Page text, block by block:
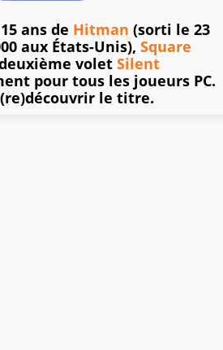
ans de Hitman (sorti le 23
aux États-Unis), Square
volet Silent
pour tous les joueurs PC.
le titre.